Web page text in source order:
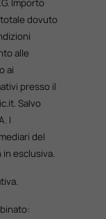
Importo
dovuto
alle
ai
presso il
Salvo
I
del
in esclusiva.